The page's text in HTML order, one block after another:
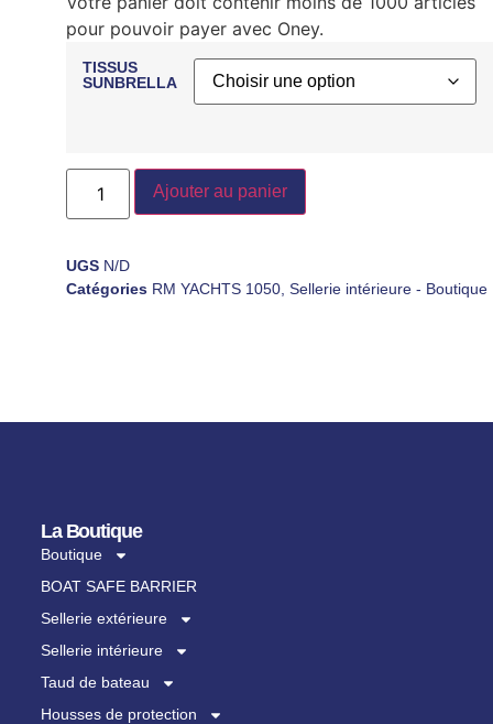
pour pouvoir payer avec Oney.
TISSUS
SUNBRELLA
Ajouter au panier
UGS N/D
Catégories RM YACHTS 1050 Sellerie intérieure - Boutique
La Boutique
Boutique
BOAT SAFE BARRIER
Sellerie extérieure
Sellerie intérieure
Taud de bateau
Housses de protection